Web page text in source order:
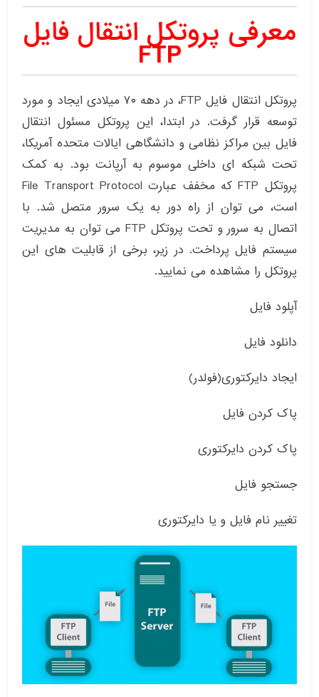
معرفی پروتکل انتقال فایل
FTP
پروتکل انتقال فایل FTP، در دهه ۷۰ میلادی ایجاد و مورد
توسعه قرار گرفت. در ابتدا، این پروتکل مسئول انتقال
فایل بین مراکز نظامی و دانشگاهی ایالات متحده آمریکا،
تحت شبکه ای داخلی موسوم به آرپانت بود. به کمک
پروتکل FTP که مخفف عبارت File Transport Protocol
است، می توان از راه دور به یک سرور متصل شد. با
اتصال به سرور و تحت پروتکل FTP می توان به مدیریت
سیستم فایل پرداخت. در زیر، برخی از قابلیت های این
پروتکل را مشاهده می نمایید.
آپلود فایل
دانلود فایل
ایجاد دایرکتوری(فولدر)
پاک کردن فایل
پاک کردن دایرکتوری
جستجو فایل
تغییر نام فایل و یا دایرکتوری